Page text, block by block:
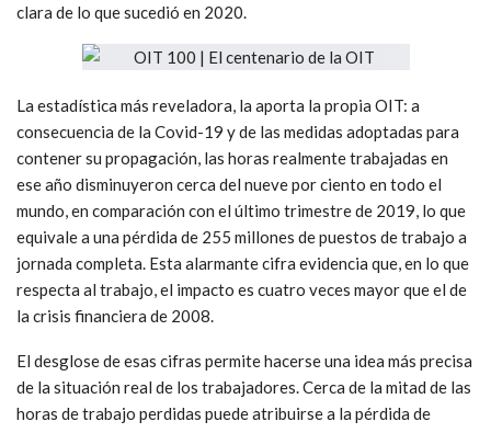
clara de lo que sucedió en 2020.
La estadística más reveladora, la aporta la propia OIT: a
consecuencia de la Covid-19 y de las medidas adoptadas para
contener su propagación, las horas realmente trabajadas en
ese año disminuyeron cerca del nueve por ciento en todo el
mundo, en comparación con el último trimestre de 2019, lo que
equivale a una pérdida de 255 millones de puestos de trabajo a
jornada completa. Esta alarmante cifra evidencia que, en lo que
respecta al trabajo, el impacto es cuatro veces mayor que el de
la crisis financiera de 2008.
El desglose de esas cifras permite hacerse una idea más precisa
de la situación real de los trabajadores. Cerca de la mitad de las
horas de trabajo perdidas puede atribuirse a la pérdida de